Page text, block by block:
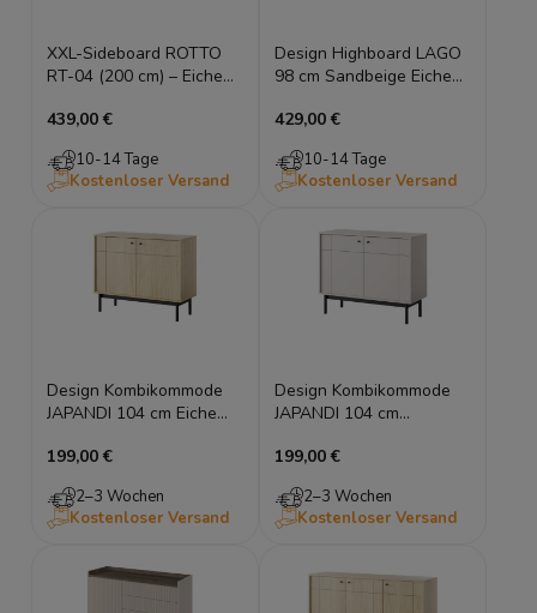
XXL-Sideboard ROTTO
RT-04 (200 cm) – Eiche
4 Türen
439,00 €
10-14 Tage
Kostenloser Versand
Design Highboard LAGO
98 cm Sandbeige Eiche
429,00 €
10-14 Tage
Kostenloser Versand
Design Kombikommode
JAPANDI 104 cm Eiche
Holzfüße
199,00 €
2–3 Wochen
Kostenloser Versand
Design Kombikommode
JAPANDI 104 cm
Sideboard Holzfüße
199,00 €
2–3 Wochen
Kostenloser Versand